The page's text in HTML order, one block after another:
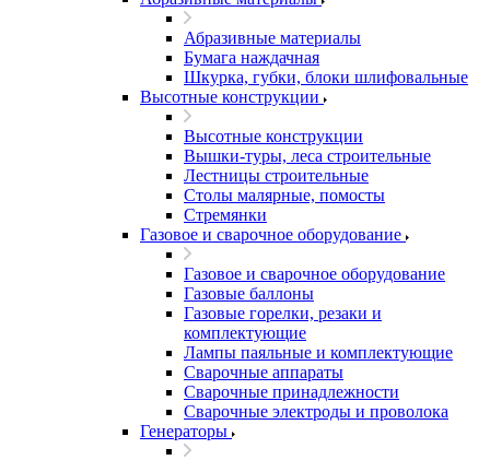
Абразивные материалы
Бумага наждачная
Шкурка, губки, блоки шлифовальные
Высотные конструкции
Высотные конструкции
Вышки-туры, леса строительные
Лестницы строительные
Столы малярные, помосты
Стремянки
Газовое и сварочное оборудование
Газовое и сварочное оборудование
Газовые баллоны
Газовые горелки, резаки и
комплектующие
Лампы паяльные и комплектующие
Сварочные аппараты
Сварочные принадлежности
Сварочные электроды и проволока
Генераторы